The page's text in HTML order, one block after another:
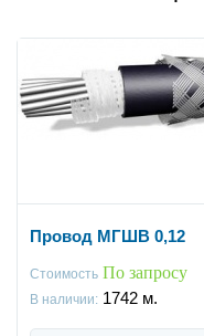
Провод МГШВ 0,12
Стоимость По запросу
В наличии: 1742 м.